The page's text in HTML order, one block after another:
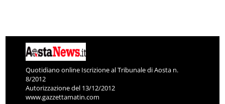
Quotidiano online Iscrizione al Tribunale di Aosta n.
8/2012
Autorizzazione del 13/12/2012
www.gazzettamatin.com